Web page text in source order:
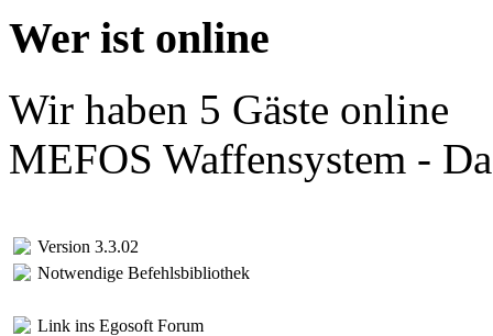
Wer ist online
Wir haben 5 Gäste online
MEFOS Waffensystem -
Version 3.3.02
Notwendige Befehlsbibliothek
Link ins Egosoft Forum